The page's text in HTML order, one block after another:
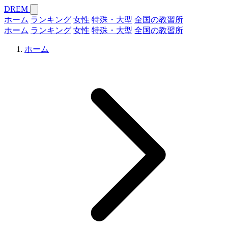
DREM
ホーム ランキング 女性 特殊・大型 全国の教習所
ホーム ランキング 女性 特殊・大型 全国の教習所
ホーム